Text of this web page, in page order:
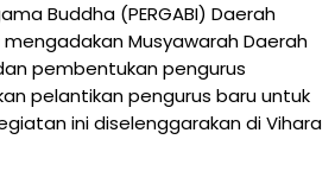
Buddha (PERGABI) Daerah
Musyawarah Daerah
pembentukan pengurus
pelantikan pengurus baru untuk
ini diselenggarakan di Vihara